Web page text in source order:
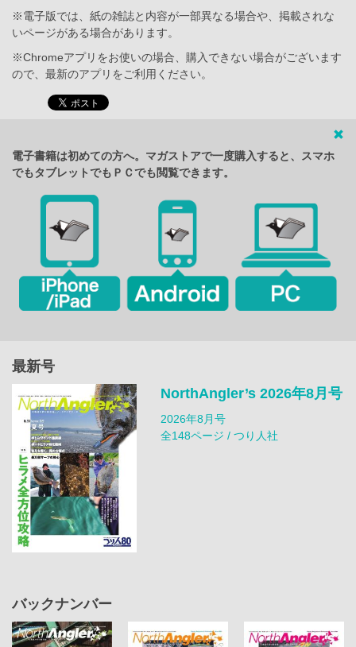
※電子版では、紙の雑誌と内容が一部異なる場合や、掲載されな
いページがある場合があります。
※Chromeアプリをお使いの場合、購入できない場合がございます
ので、最新のアプリをご利用ください。
電子書籍は初めての方へ。マガストアで一度購入すると、スマホ
でもタブレットでもＰＣでも閲覧できます。
最新号
NorthAngler’s 2026年8月号
2026年8月号
全148ページ / つり人社
バックナンバー